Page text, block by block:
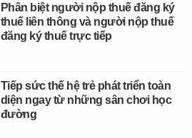
Phân biệt người nộp thuế đăng ký
thuế liên thông và người nộp thuế
đăng ký thuế trực tiếp
Tiếp sức thế hệ trẻ phát triển toàn
diện ngay từ những sân chơi học
đường